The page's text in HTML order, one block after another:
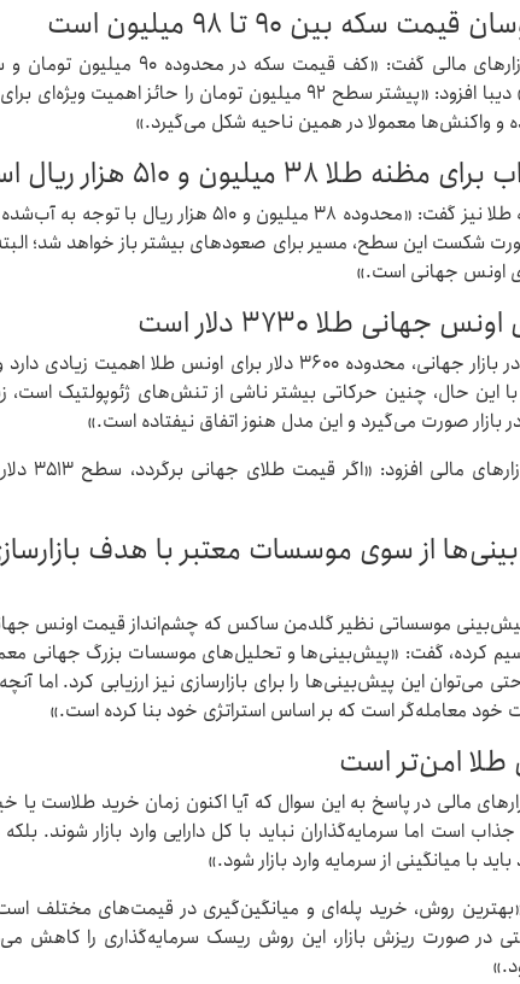
سکه بین ۹۰ تا ۹۸ میلیون است
تومان قرار دارد.» دیبا افزود: «پیشتر سطح ۹۲ میلیون تومان را حائز
و واکنش‌ها معمولا در همین ناحیه شکل می‌گیرد.»
۳۸ میلیون و ۵۱۰ هزار ریال است
دیبا درباره مظنه طلا نیز گفت: «محدوده ۳۸ میلیون و ۵۱۰
شکست این سطح، مسیر برای صعودهای بیشتر باز خواهد شد؛
اونس جهانی است.»
طلا ۳۷۳۰ دلار است
این حال، چنین حرکاتی بیشتر ناشی از تنش‌های ژئوپولتیک است،
بازار صورت می‌گیرد و این مدل هنوز اتفاق نیفتاده است.»
این
از سوی موسسات معتبر با هدف
ترسیم کرده، گفت: «پیش‌بینی‌ها و تحلیل‌های موسسات بزرگ جهانی
می‌توان این پیش‌بینی‌ها را برای بازارسازی نیز ارزیابی کرد. اما
معامله‌گر است که بر اساس استراتژی خود بنا کرده است.»
طلا امن‌تر است
مالی در پاسخ به این سوال که آیا اکنون زمان خرید طلاست یا
است اما سرمایه‌گذاران نباید با کل دارایی وارد بازار شوند.
با میانگینی از سرمایه وارد بازار شود.»
«بهترین روش، خرید پله‌ای و میانگین‌گیری در قیمت‌های مختلف
در صورت ریزش بازار، این روش ریسک سرمایه‌گذاری را کاهش